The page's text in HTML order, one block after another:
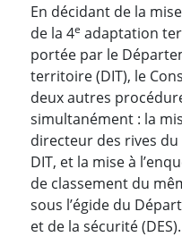
En décidant de la
de la 4e adaptation
portée par le
territoire (DIT), le
deux autres
simultanément : la
directeur des rives
DIT, et la mise à
de classement du
sous l’égide du
et de la sécurité (DES).